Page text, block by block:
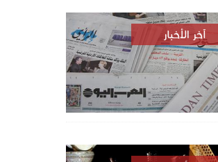
آخر الأخبار